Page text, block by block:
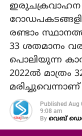
ഇരുചക്രവാഹന
രണ്ടാം
33 ശതമാനം
പൊലിയുന്ന
2022ല്‍ മാത്രം
Published Aug
9:08 am
By വെബ്